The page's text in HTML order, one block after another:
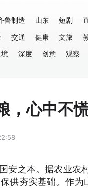
鲁制造 山东 短剧
交通 健康 文旅
境 深度 创意 观察
，心中不
安之本。据农业农
供夯实基础。作